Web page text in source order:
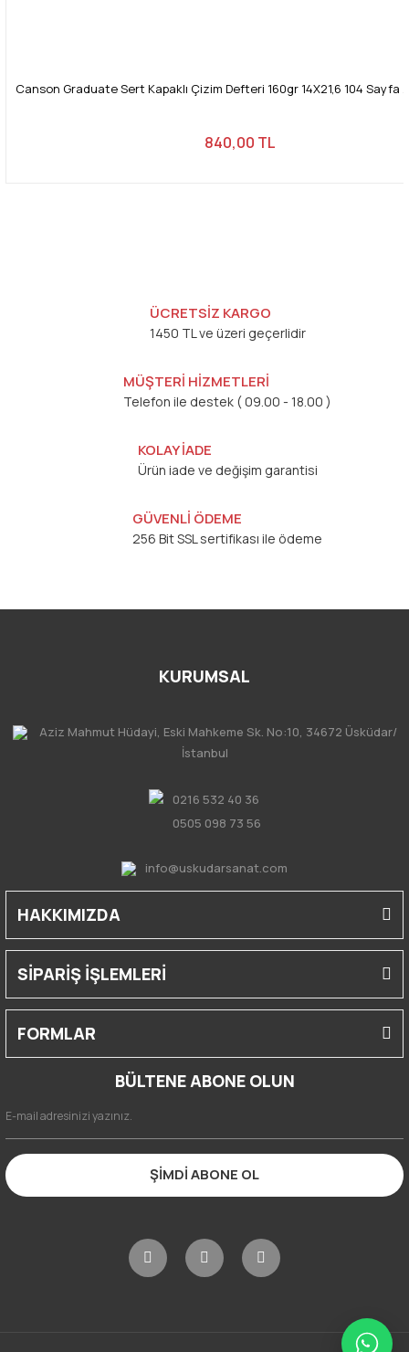
Canson Graduate Sert Kapaklı Çizim Defteri 160gr 14X21,6 104 Sayfa
840,00 TL
ÜCRETSİZ KARGO
1450 TL ve üzeri geçerlidir
MÜŞTERİ HİZMETLERİ
Telefon ile destek ( 09.00 - 18.00 )
KOLAY İADE
Ürün iade ve değişim garantisi
GÜVENLİ ÖDEME
256 Bit SSL sertifikası ile ödeme
KURUMSAL
Aziz Mahmut Hüdayi, Eski Mahkeme Sk. No:10, 34672 Üsküdar/
İstanbul
0216 532 40 36
0505 098 73 56
info@uskudarsanat.com
HAKKIMIZDA
SİPARİŞ İŞLEMLERİ
FORMLAR
BÜLTENE ABONE OLUN
ŞİMDİ ABONE OL